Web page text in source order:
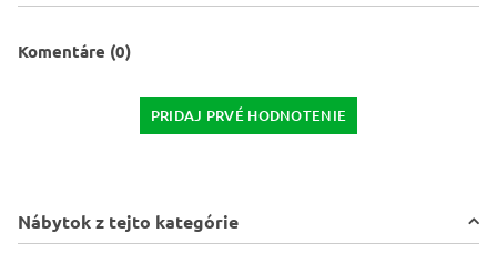
Komentáre (0)
PRIDAJ PRVÉ HODNOTENIE
Nábytok z tejto kategórie